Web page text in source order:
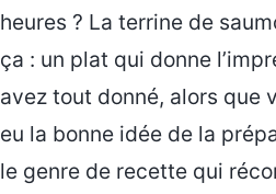
heures ? La terrine de
ça : un plat qui donne
avez tout donné, alors que
eu la bonne idée de la
le genre de recette qui